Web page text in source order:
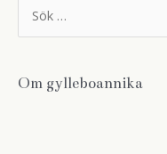
e
Om gylleboannika